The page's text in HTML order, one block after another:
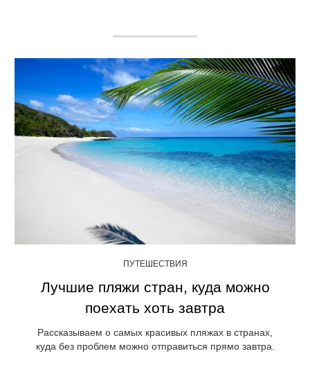
ПУТЕШЕСТВИЯ
Лучшие пляжи стран, куда можно
поехать хоть завтра
Рассказываем о самых красивых пляжах в странах,
куда без проблем можно отправиться прямо завтра.